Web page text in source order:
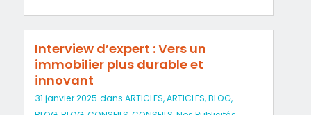
Interview d’expert : Vers un
immobilier plus durable et
innovant
31 janvier 2025 dans ARTICLES,ARTICLES,BLOG,